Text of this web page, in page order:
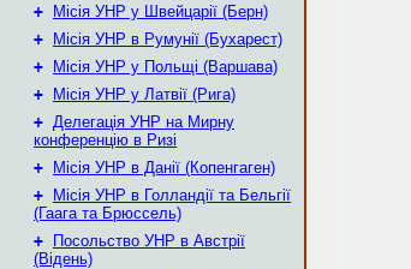
+
Місія УНР у Швейцарії (Берн)
+
Місія УНР в Румунії (Бухарест)
+
Місія УНР у Польщі (Варшава)
+
Місія УНР у Латвії (Рига)
+ Делегація УНР на Мирну
конференцію в Ризі
+
Місія УНР в Данії (Копенгаген)
+
Місія УНР в Голландії та Бельгії
(Гаага та Брюссель)
+
Посольство УНР в Австрії
(Відень)